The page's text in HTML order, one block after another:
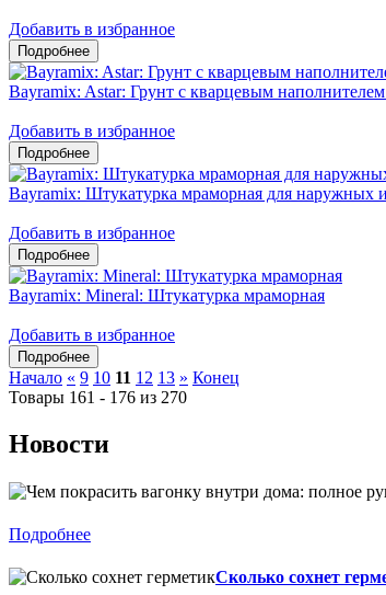
Добавить в избранное
Bayramix: Astar: Грунт с кварцевым
Добавить в избранное
Bayramix: Штукатурка мраморная для наружных
Добавить в избранное
Bayramix: Mineral: Штукатурка мраморная
Добавить в избранное
Начало « 9 10 11 12 13 » Конец
Товары 161 - 176 из 270
Новости
Подробнее
Сколько сохнет